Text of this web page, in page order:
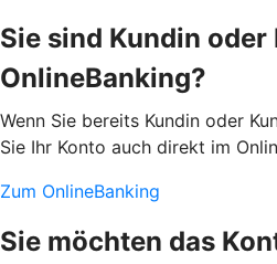
Sie sind Kundin oder
OnlineBanking?
Wenn Sie bereits Kundin oder
Sie Ihr Konto auch direkt im
Zum OnlineBanking
Sie möchten das